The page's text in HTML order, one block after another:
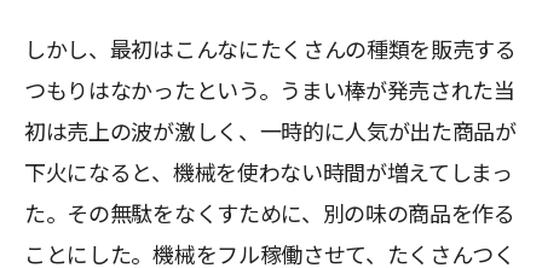
しかし、最初はこんなにたくさんの種類を販売する
つもりはなかったという。うまい棒が発売された当
初は売上の波が激しく、一時的に人気が出た商品が
下火になると、機械を使わない時間が増えてしまっ
た。その無駄をなくすために、別の味の商品を作る
ことにした。機械をフル稼働させて、たくさんつく